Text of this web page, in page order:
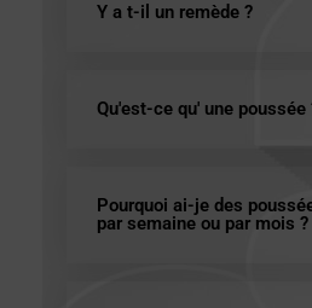
Y a t-il un remède ?
Qu'est-ce qu' une poussée
Pourquoi ai-je des
par semaine ou par mois ?